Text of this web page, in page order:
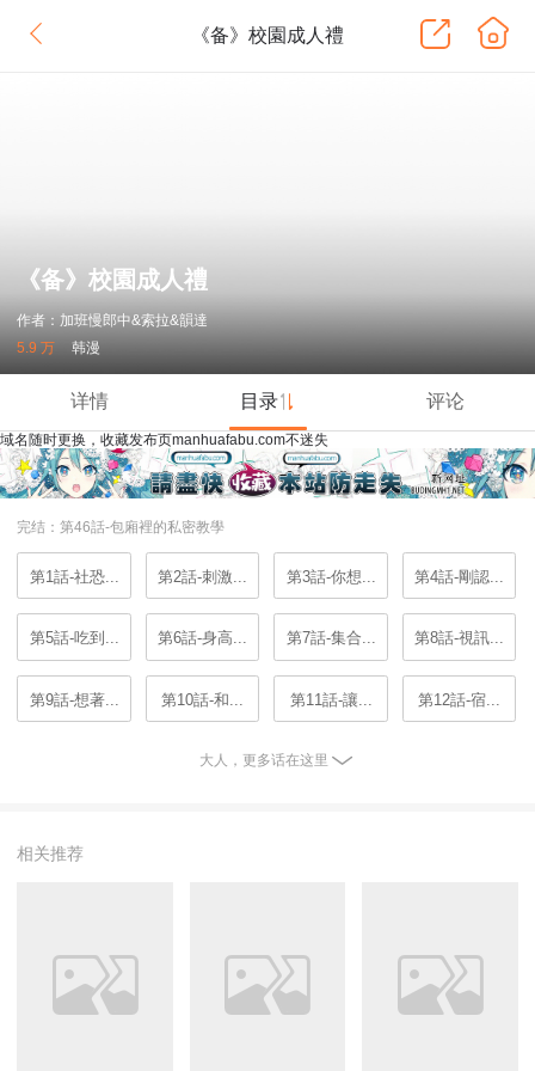
《备》校園成人禮
《备》校園成人禮
作者：加班慢郎中&索拉&韻達
5.9 万
韩漫
详情 目录 评论
域名随时更换，收藏发布页manhuafabu.com不迷失
完结：第46話-包廂裡的私密教學
第1話-社恐... 第2話-刺激... 第3話-你想... 第4話-剛認...
第5話-吃到... 第6話-身高... 第7話-集合... 第8話-視訊...
第9話-想著... 第10話-和... 第11話-讓... 第12話-宿...
大人，更多话在这里
相关推荐